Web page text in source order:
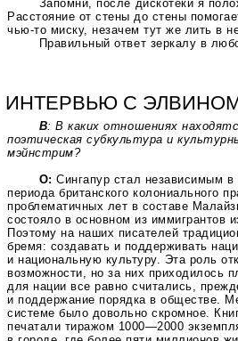
Запомни, после дискотеки я
Расстояние от стены до стены
чью-то миску, незачем тут же лить в
Правильный ответ зеркалу в
ИНТЕРВЬЮ С
В: В каких отношениях
поэтическая субкультура и
мэйнстрим?
О: Сингапур стал независимым в
периода британского колониального
проблематичных лет в составе
состояло в основном из иммигрантов
Поэтому на наших писателей
бремя: создавать и поддерживать
и национальную культуру. Эта роль
возможности, но за них приходилось
для нации все равно считались,
и поддержание порядка в обществе.
системе было довольно скромное.
печатали тиражом 1000—2000